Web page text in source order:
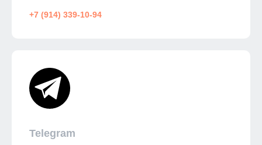
+7 (914) 339-10-94
Telegram